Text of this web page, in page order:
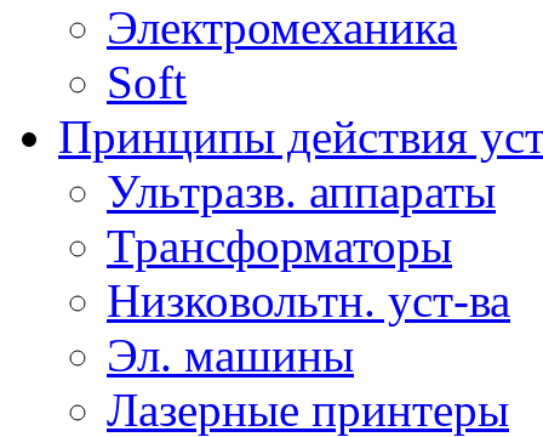
Электромеханика
Soft
Принципы действия
Ультразв. аппараты
Трансформаторы
Низковольтн. уст-ва
Эл. машины
Лазерные принтеры